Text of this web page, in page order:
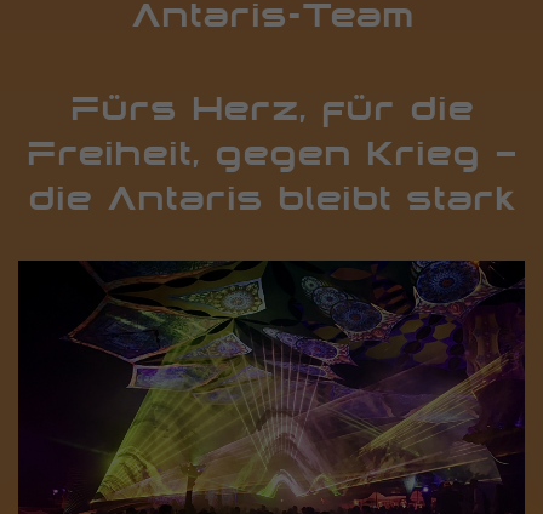
Antaris-Team
Fürs Herz, für die
Freiheit, gegen Krieg –
die Antaris bleibt stark